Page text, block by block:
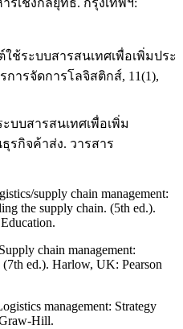
รเชิงกลยุทธ์. กรุงเทพฯ:
ช้ระบบสารสนเทศเพื่อเพิ่มประ
ารจัดการโลจิสติกส์, 11(1),
บบสารสนเทศเพื่อเพิ่ม
รกิจค้าส่ง. วารสาร
supply chain management:
the supply chain. (5th ed.).
chain management:
ed.). Harlow, UK: Pearson
management: Strategy
Hill.